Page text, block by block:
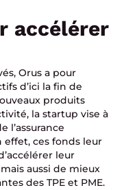
accélérer
Orus a pour
d’ici la fin de
produits
la startup vise à
l’assurance
effet, ces fonds leur
leur
aussi de mieux
des TPE et PME.